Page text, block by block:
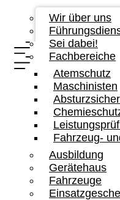
Wir über uns
Sei dabei!
Fachbereiche
Atemschutz
Maschinisten
Fahrzeug-
Ausbildung
Gerätehaus
Fahrzeuge